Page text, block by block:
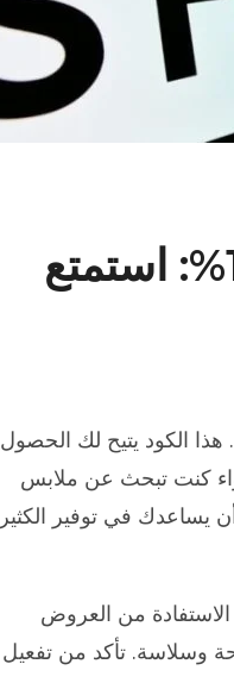
!كود خصم شي ان ٧٠ فعال 100%: استمتع
يعتبر كود خصم شي ان ٧٠ فعال 100% للتسوق عبر موقع shein . هذا الكود يتيح لك الحصول
سواء كنت تبحث عن ملابس
فإن استخدام كود خصم شي ان 70 يمكن أن يساعدك في توفير الكثير
من العروض
وسلاسة. تأكد من تفعيل